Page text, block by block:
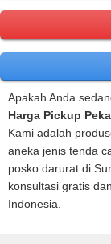
Apakah Anda
Harga Pickup
Kami adalah
aneka jenis tenda
posko darurat di
konsultasi gratis
Indonesia.